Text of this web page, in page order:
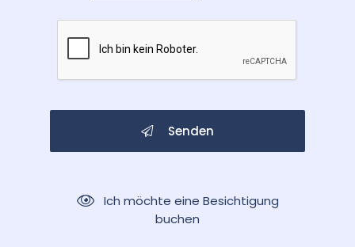
Senden
Ich möchte eine Besichtigung
buchen